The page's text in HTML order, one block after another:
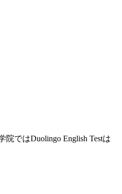
ではDuolingo English Testは